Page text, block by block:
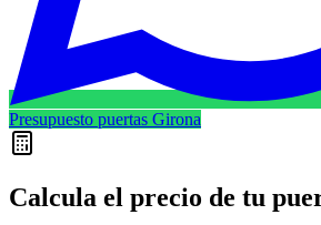
Presupuesto puertas Girona
Calcula el precio de tu